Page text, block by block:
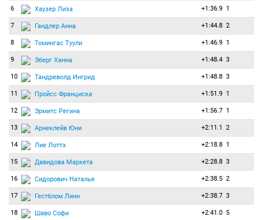
6 Хаузер Лиза +1:36.9 1
7 Гандлер Анна +1:44.8 2
8 Томингас Туули +1:46.9 1
9 Эберг Ханна +1:48.4 3
10 Тандреволд Ингрид +1:48.8 3
11 Пройсс Франциска +1:51.9 1
12 Эрмитс Регина +1:56.7 1
13 Арнеклейв Юни +2:11.1 2
14 Лие Лоттэ +2:18.8 1
15 Давидова Маркета +2:28.8 3
16 Сидорович Наталья +2:38.5 2
17 Гестблом Линн +2:38.7 3
18 Шаво Софи +2:41.0 5